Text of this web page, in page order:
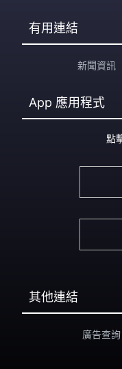
有用連結
新聞資訊
App 應用程式
點
其他連結
廣告查詢